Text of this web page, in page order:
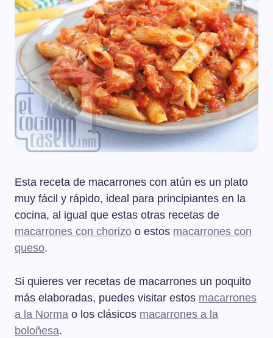
Esta receta de macarrones con atún es un plato
muy fácil y rápido, ideal para principiantes en la
cocina, al igual que estas otras recetas de
macarrones con chorizo o estos macarrones con
queso.
Si quieres ver recetas de macarrones un poquito
más elaboradas, puedes visitar estos macarrones
a la Norma o los clásicos macarrones a la
boloñesa.